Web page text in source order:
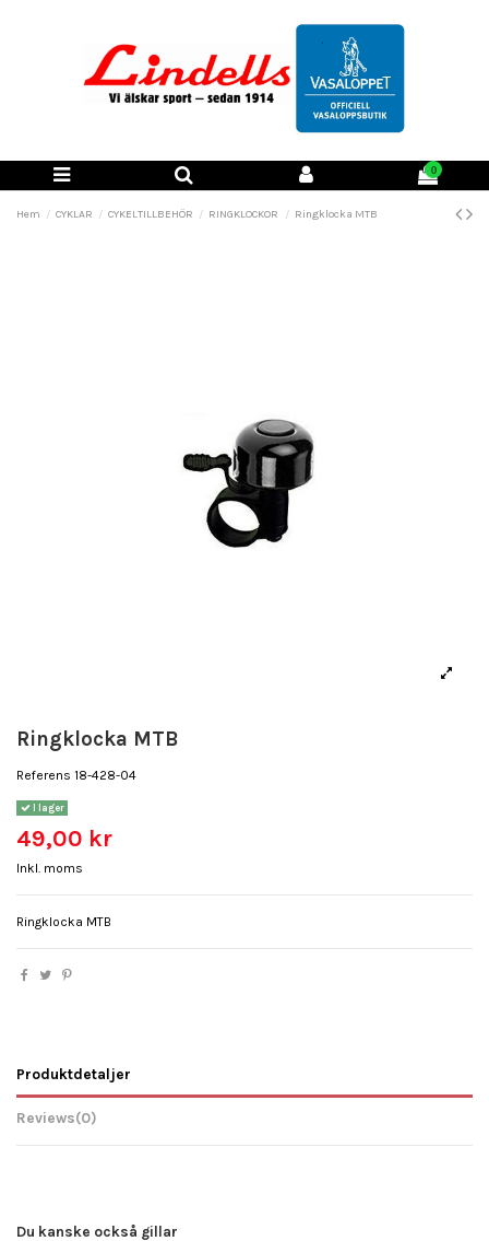
0
Hem CYKLAR CYKELTILLBEHÖR RINGKLOCKOR Ringklocka MTB
Ringklocka MTB
Referens 18-428-04
I lager
49,00 kr
Inkl. moms
Ringklocka MTB
Produktdetaljer
Reviews(0)
Du kanske också gillar